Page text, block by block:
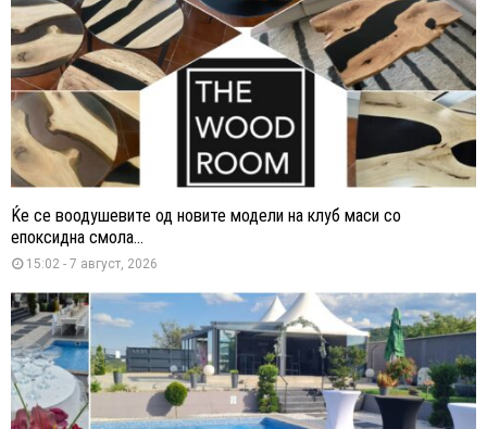
Ќе се воодушевите од новите модели на клуб маси со
епоксидна смола...
15:02 - 7 август, 2026